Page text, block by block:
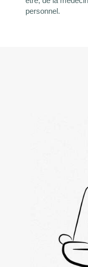
personnel.